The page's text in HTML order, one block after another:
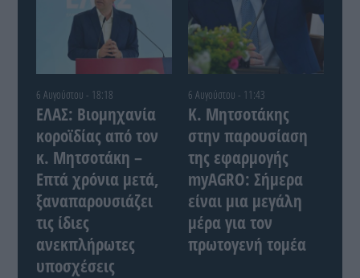
6 Αυγούστου - 18:18
ΕΛΑΣ: Βιομηχανία
κοροϊδίας από τον
κ. Μητσοτάκη –
Επτά χρόνια μετά,
ξαναπαρουσιάζει
τις ίδιες
ανεκπλήρωτες
υποσχέσεις
6 Αυγούστου - 11:43
Κ. Μητσοτάκης
στην παρουσίαση
της εφαρμογής
myAGRO: Σήμερα
είναι μια μεγάλη
μέρα για τον
πρωτογενή τομέα